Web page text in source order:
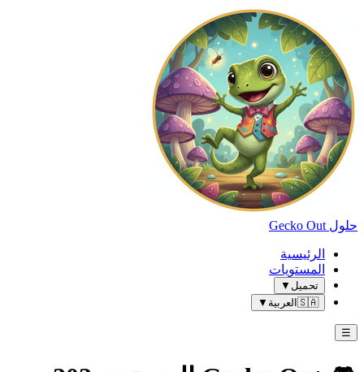
حلول Gecko Out
الرئيسية
المستويات
تحميل ▼
🇸🇦 العربية ▼
☰